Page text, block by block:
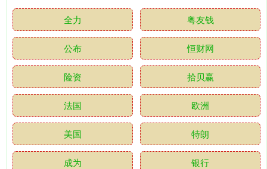
全力 粤友钱
公布 恒财网
险资 拾贝赢
法国 欧洲
美国 特朗
成为 银行